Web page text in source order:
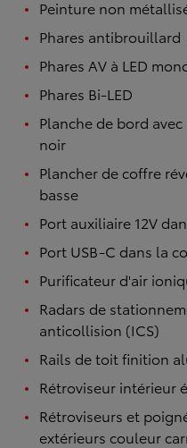
Peinture non
Phares antibrouillard
Phares AV à LED
Phares Bi-LED
Planche de bord
noir
Plancher de coffre
basse
Port auxiliaire 12V
Port USB-C dans la
Purificateur d'air
Radars de
anticollision (ICS)
Rails de toit finition
Rétroviseur intérieur
Rétroviseurs et
extérieurs couleur